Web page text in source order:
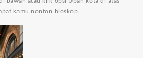
kamu nonton bioskop.